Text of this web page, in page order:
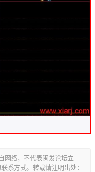
网络，不代表闽发论坛立
系方式。转载请注明出处：